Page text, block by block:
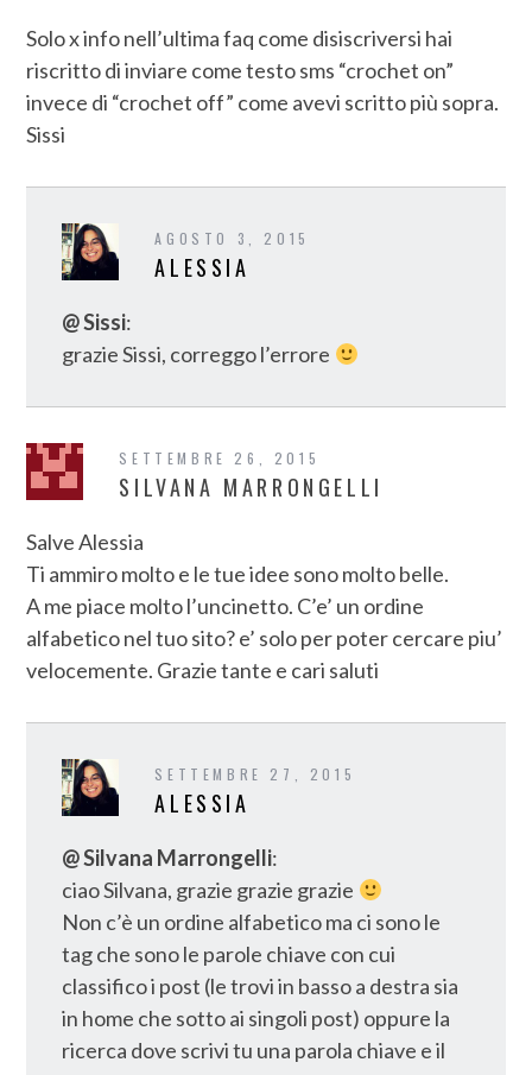
Solo x info nell’ultima faq come disiscriversi hai
riscritto di inviare come testo sms “crochet on”
invece di “crochet off” come avevi scritto più sopra.
Sissi
AGOSTO 3, 2015
ALESSIA
@ Sissi:
grazie Sissi, correggo l’errore
SETTEMBRE 26, 2015
SILVANA MARRONGELLI
Salve Alessia
Ti ammiro molto e le tue idee sono molto belle.
A me piace molto l’uncinetto. C’e’ un ordine
alfabetico nel tuo sito? e’ solo per poter cercare piu’
velocemente. Grazie tante e cari saluti
SETTEMBRE 27, 2015
ALESSIA
@ Silvana Marrongelli:
ciao Silvana, grazie grazie grazie
Non c’è un ordine alfabetico ma ci sono le
tag che sono le parole chiave con cui
classifico i post (le trovi in basso a destra sia
in home che sotto ai singoli post) oppure la
ricerca dove scrivi tu una parola chiave e il